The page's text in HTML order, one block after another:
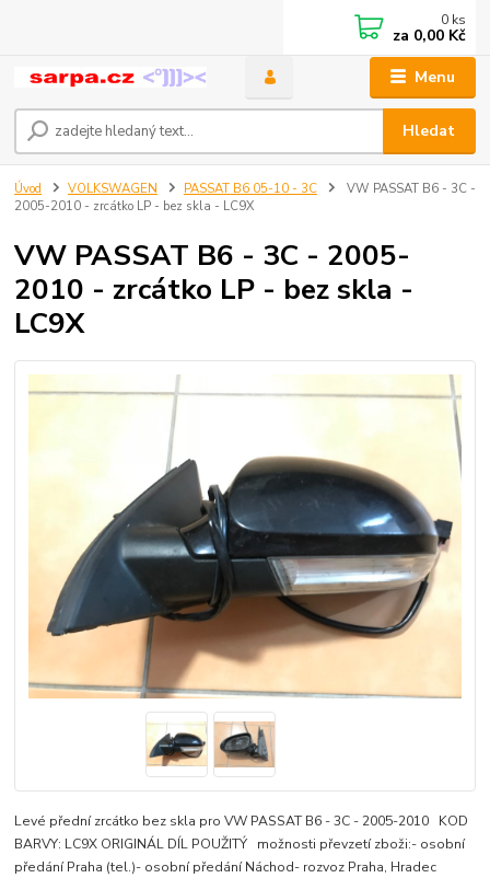
Menu
Hledat
0 ks
za 0,00 Kč
Úvod VOLKSWAGEN PASSAT B6 05-10 - 3C
VW PASSAT B6 - 3C -
2005-2010 - zrcátko LP - bez skla - LC9X
VW PASSAT B6 - 3C - 2005-
2010 - zrcátko LP - bez skla -
LC9X
Levé přední zrcátko bez skla pro VW PASSAT B6 - 3C - 2005-2010 KOD
BARVY: LC9X ORIGINÁL DÍL POUŽITÝ možnosti převzetí zboži:- osobní
předání Praha (tel.)- osobní předání Náchod- rozvoz Praha, Hradec